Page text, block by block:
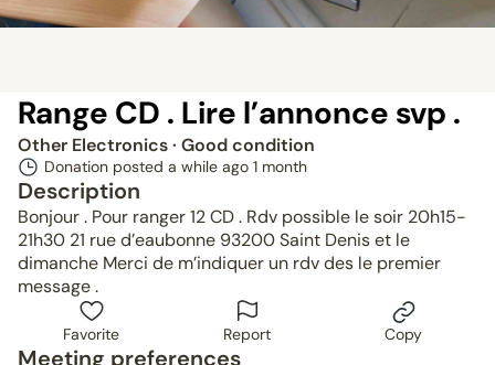
Range CD . Lire l’annonce svp .
Other Electronics· Good condition
Donation posted a while ago 1 month
Description
Bonjour . Pour ranger 12 CD . Rdv possible le soir 20h15-
21h30 21 rue d’eaubonne 93200 Saint Denis et le
dimanche Merci de m’indiquer un rdv des le premier
message .
Favorite Report Copy
Meeting preferences